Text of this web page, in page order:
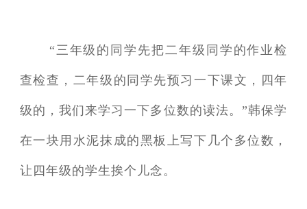
“三年级的同学先把二年级同学的作业检
查检查，二年级的同学先预习一下课文，四年
级的，我们来学习一下多位数的读法。”韩保学
在一块用水泥抹成的黑板上写下几个多位数，
让四年级的学生挨个儿念。